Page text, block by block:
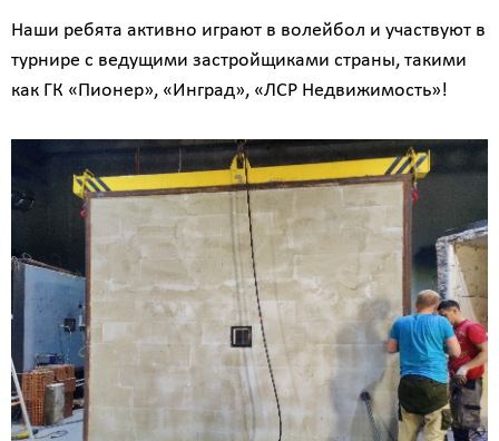
Наши ребята активно играют в волейбол и участвуют в
турнире с ведущими застройщиками страны, такими
как ГК «Пионер», «Инград», «ЛСР Недвижимость»!